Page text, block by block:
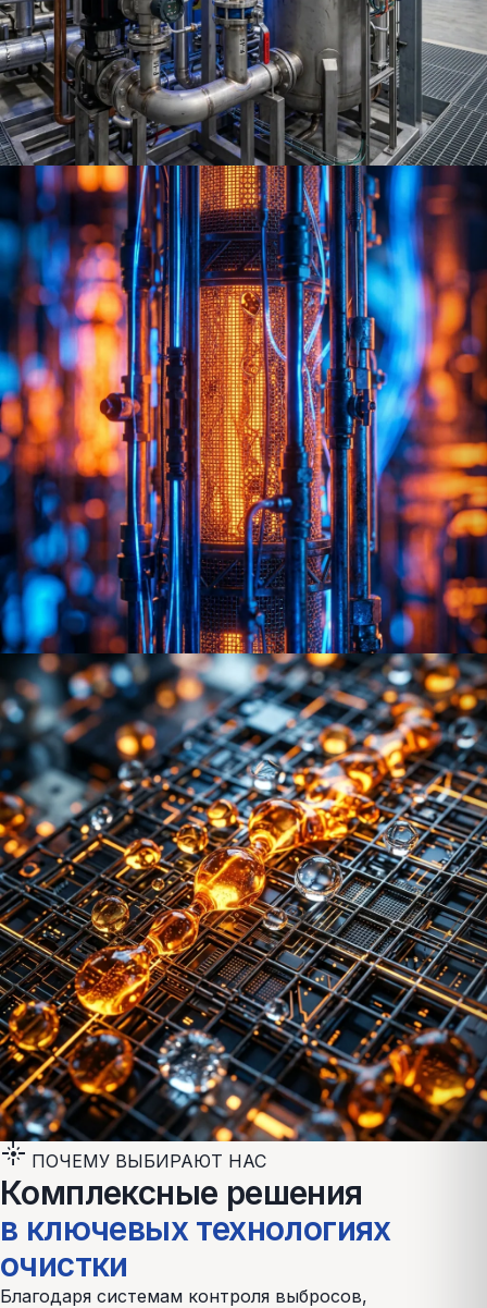
flare ПОЧЕМУ ВЫБИРАЮТ НАС
Комплексные решения
в ключевых технологиях
очистки
Благодаря системам контроля выбросов,